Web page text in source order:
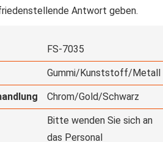
Antwort geben.
FS-7035
Gummi/Kunststoff/Metall
Chrom/Gold/Schwarz
Bitte wenden Sie sich an
das Personal